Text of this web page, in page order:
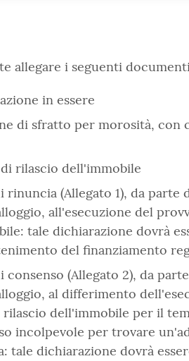
allegare i seguenti
in essere
di sfratto per morosità, con
rilascio dell'immobile
rinuncia (Allegato 1), da parte
all'esecuzione del
tale dichiarazione dovrà
del finanziamento
consenso (Allegato 2), da
al differimento
dell'immobile per il
incolpevole per trovare
tale dichiarazione dovrà